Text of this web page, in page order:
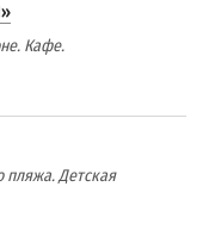
Кафе.
пляжа. Детская